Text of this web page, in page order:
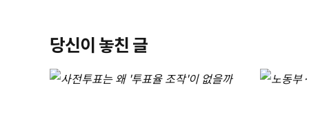
당신이 놓친 글